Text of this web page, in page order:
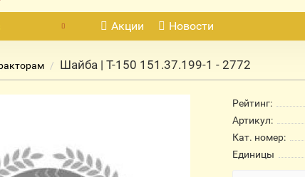
Акции Новости
Шайба | Т-150 151.37.199-1 - 2772
Рейтинг:
Артикул:
Кат. номер:
Единицы